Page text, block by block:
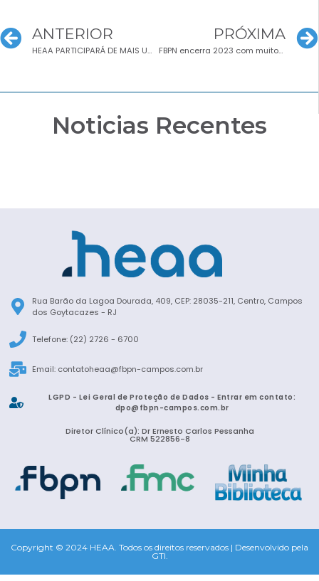
ANTERIOR
HEAA PARTICIPARÁ DE MAIS UM MUTIRÃO DA SAÚDE DE CAMPOS
PRÓXIMA
FBPN encerra 2023 com muitos motivos para comemorar
Noticias Recentes
Rua Barão da Lagoa Dourada, 409, CEP: 28035-211, Centro, Campos
dos Goytacazes - RJ
Telefone: (22) 2726 - 6700
Email: contatoheaa@fbpn-campos.com.br
LGPD - Lei Geral de Proteção de Dados - Entrar em contato:
dpo@fbpn-campos.com.br
Diretor Clínico(a): Dr Ernesto Carlos Pessanha
CRM 522856-8
Copyright © 2024 HEAA. Todos os direitos reservados | Desenvolvido pela
GTI.